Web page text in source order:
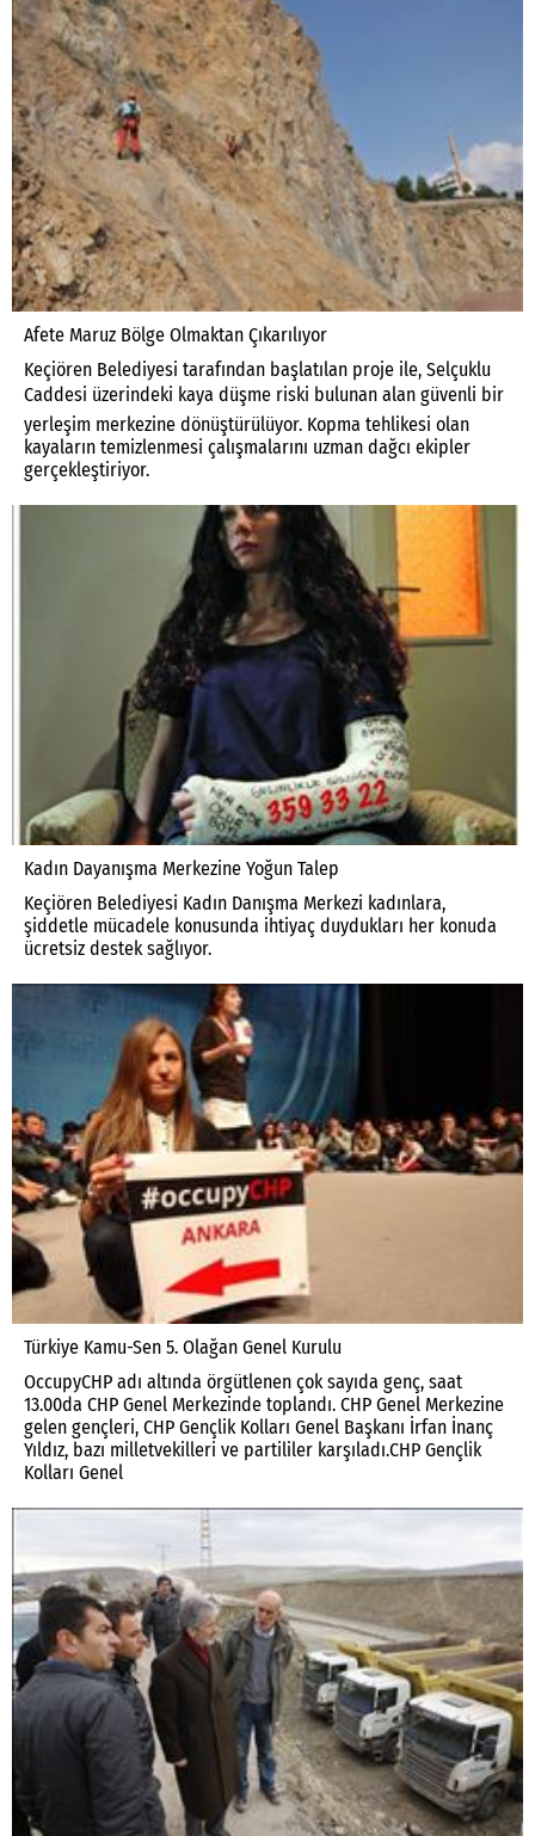
Afete Maruz Bölge Olmaktan Çıkarılıyor
Keçiören Belediyesi tarafından başlatılan proje ile, Selçuklu
Caddesi üzerindeki kaya düşme riski bulunan alan güvenli bir
yerleşim merkezine dönüştürülüyor. Kopma tehlikesi olan
kayaların temizlenmesi çalışmalarını uzman dağcı ekipler
gerçekleştiriyor.
Kadın Dayanışma Merkezine Yoğun Talep
Keçiören Belediyesi Kadın Danışma Merkezi kadınlara,
şiddetle mücadele konusunda ihtiyaç duydukları her konuda
ücretsiz destek sağlıyor.
Türkiye Kamu-Sen 5. Olağan Genel Kurulu
OccupyCHP adı altında örgütlenen çok sayıda genç, saat
13.00da CHP Genel Merkezinde toplandı. CHP Genel Merkezine
gelen gençleri, CHP Gençlik Kolları Genel Başkanı İrfan İnanç
Yıldız, bazı milletvekilleri ve partililer karşıladı.CHP Gençlik
Kolları Genel